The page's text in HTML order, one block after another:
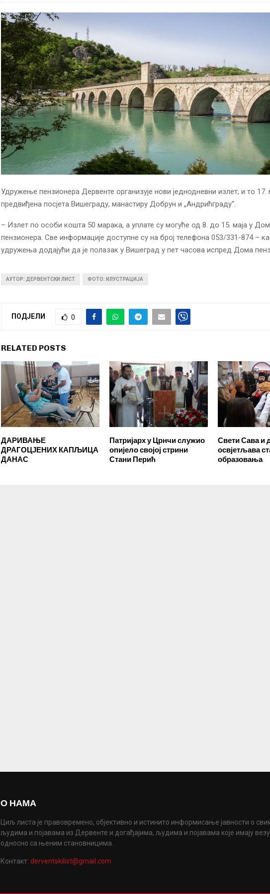
Удружење пензионера Дервенте организује нови једнодневни излет, и то 17.
предвиђена посјета Вишеграду, манастиру Добрун и „Андрићграду“.
– Излет по особи кошта 50 марака, а уплате су могуће од 8. до 15. маја у
пензионера. Све информације доступне су на број телефона 053/331-874 –
удружења додајући да је полазак у Вишеград у пет часова испред Дома
АУТОР: ДЕРВЕНТСКИ ЛИСТ ФОТО: ИЛУСТРАЦИЈА
ПОДЈЕЛИ 0
RELATED POSTS
ДАРИВАЊЕ
ДРАГОЦЈЕНИХ КАПЉИЦА
ДАНАС
Патријарх у Црнчи служио
опијело својој стрини
Стани Перић
Свети Сава и
освјетљава
образовања
О НАМА
Циљ листа је правовремено, објективно и истинито информисање јавности о
људима и појавама из Дервенте и догађајима, људима и појавама које имају
односно са њеним становницима.
Контакт: derventskilist@gmail.com